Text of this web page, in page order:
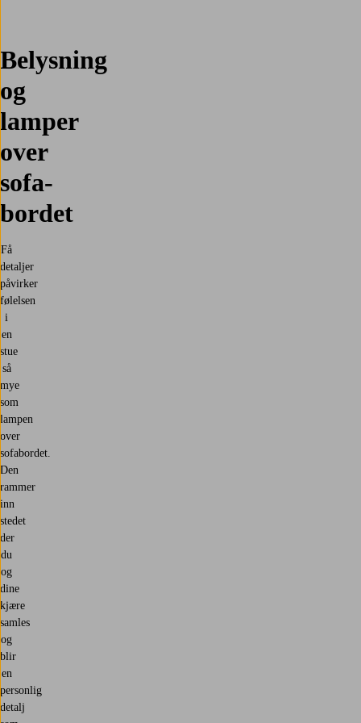
Belysning
og
lamper
over
sofa­
bordet
Få
detaljer
påvirker
følelsen
i
en
stue
så
mye
som
lampen
over
sofabordet.
Den
rammer
inn
stedet
der
du
og
dine
kjære
samles
og
blir
en
personlig
detalj